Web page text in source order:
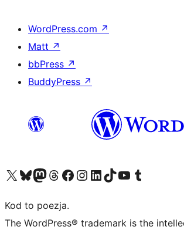
WordPress.com ↗
Matt ↗
bbPress ↗
BuddyPress ↗
Odwiedź nasze konto X (dawniej Twitter)
Odwiedź nasze konto Bluesky
Odwiedź nasze konto na Mastodoncie
Odwiedź naszego Threadsa
Odwiedź naszego Facebooka
Odwiedź nasze konto na Instagramie
Odwiedź nasze konto na LinkedIn
Odwiedź naszego TikToka
Odwiedź nasz kanał YouTube
Odwiedź naszego Tumblra
Kod to poezja.
The WordPress® trademark is the